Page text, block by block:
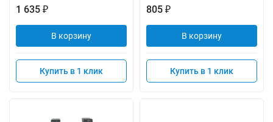
1 635 ₽
В корзину
Купить в 1 клик
805 ₽
В корзину
Купить в 1 клик